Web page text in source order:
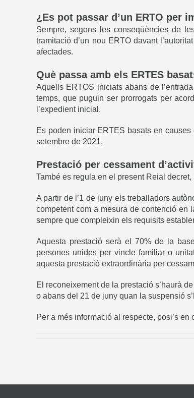
¿Es pot passar d’un ERTO per
Sempre, segons les conseqüències de
tramitació d’un nou ERTO davant
afectades.
Què passa amb els ERTES
Aquells ERTOS iniciats abans de
temps, que puguin ser prorrogats per
l’expedient inicial.
Es poden iniciar ERTES basats en
setembre de 2021.
Prestació per cessament
També es regula en el present Reial
A partir de l’1 de juny els treballadors
competent com a mesura de contenció en
sempre que compleixin els requisits
Aquesta prestació serà el 70% de la
persones unides per vincle familiar o
aquesta prestació extraordinària per
El reconeixement de la prestació s’haurà
o abans del 21 de juny quan la suspensió
Per a més informació al respecte, posi’s